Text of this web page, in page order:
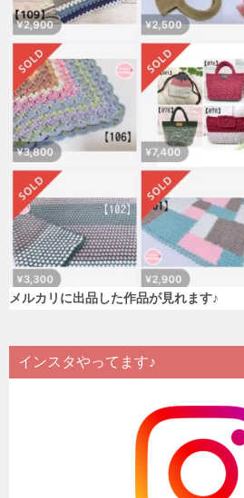
メルカリに出品した作品が見れます♪
インスタやってます♪